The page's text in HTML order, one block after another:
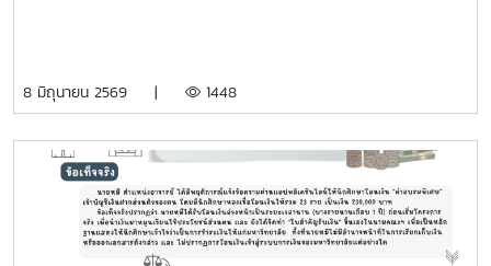
8 มิถุนายน 2569 | 1448